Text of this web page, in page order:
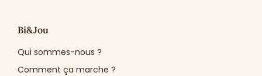
Bi&Jou
Qui sommes-nous ?
Comment ça marche ?